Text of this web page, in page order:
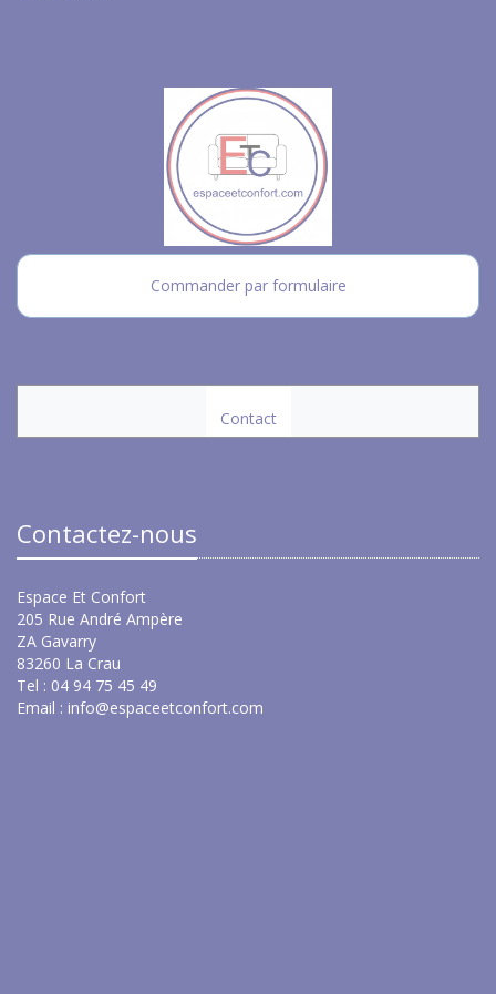
Commander par formulaire
Contact
Contactez-nous
Espace Et Confort
205 Rue André Ampère
ZA Gavarry
83260 La Crau
Tel : 04 94 75 45 49
Email : info@espaceetconfort.com